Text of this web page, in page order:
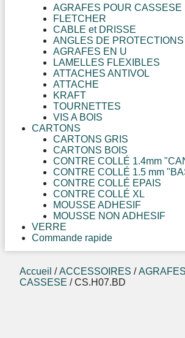
AGRAFES POUR CASSESE
FLETCHER
CABLE et DRISSE
ANGLES DE PROTECTIONS
AGRAFES EN U
LAMELLES FLEXIBLES
ATTACHES ANTIVOL
ATTACHE
KRAFT
TOURNETTES
VIS A BOIS
CARTONS
CARTONS GRIS
CARTONS BOIS
CONTRE COLLÉ 1.4mm
CONTRE COLLÉ 1.5 mm
CONTRE COLLÉ EPAIS
CONTRE COLLÉ XL
MOUSSE ADHESIF
MOUSSE NON ADHESIF
VERRE
Commande rapide
Accueil /ACCESSOIRES /
CASSESE / CS.H07.BD